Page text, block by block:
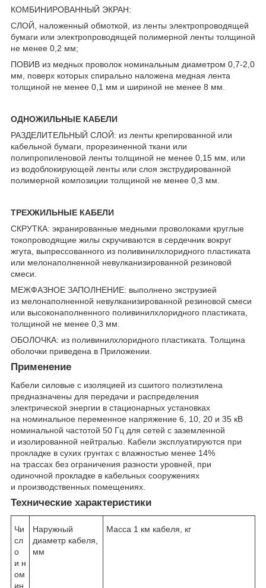
КОМБИНИРОВАННЫЙ ЭКРАН:
СЛОЙ, наложенный обмоткой, из ленты электропроводящей
бумаги или электропроводящей полимерной ленты толщиной
не менее 0,2 мм;
ПОВИВ из медных проволок номинальным диаметром 0,7-2,0
мм, поверх которых спирально наложена медная лента
толщиной не менее 0,1 мм и шириной не менее 8 мм.
ОДНОЖИЛЬНЫЕ КАБЕЛИ
РАЗДЕЛИТЕЛЬНЫЙ СЛОЙ: из ленты крепированной или
кабельной бумаги, прорезиненной ткани или
полипропиленовой ленты толщиной не менее 0,15 мм, или
из водоблокирующей ленты или слоя экструдированной
полимерной композиции толщиной не менее 0,3 мм.
ТРЕХЖИЛЬНЫЕ КАБЕЛИ
СКРУТКА: экранированные медными проволоками круглые
токопроводящие жилы скручиваются в сердечник вокруг
жгута, выпрессованного из поливинилхлоридного пластиката
или мелонаполненной невулканизированной резиновой
смеси.
МЕЖФАЗНОЕ ЗАПОЛНЕНИЕ: выполнено экструзией
из мелонаполненной невулканизированной резиновой смеси
или высоконаполненного поливинилхлоридного пластиката,
толщиной не менее 0,3 мм.
ОБОЛОЧКА: из поливинилхлоридного пластиката. Толщина
оболочки приведена в Приложении.
Применение
Кабели силовые с изоляцией из сшитого полиэтилена
предназначены для передачи и распределения
электрической энергии в стационарных установках
на номинальное переменное напряжение 6, 10, 20 и 35 кВ
номинальной частотой 50 Гц для сетей с заземленной
и изолированной нейтралью. Кабели эксплуатируются при
прокладке в сухих грунтах с влажностью менее 14%
на трассах без ограничения разности уровней, при
одиночной прокладке в кабельных сооружениях
и производственных помещениях.
Технические характеристики
Чи
сл
о
и н
ом
ин
Наружный
диаметр кабеля,
мм
Масса 1 км кабеля, кг